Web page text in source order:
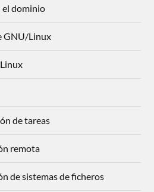
el dominio
GNU/Linux
de tareas
remota
de sistemas de ficheros